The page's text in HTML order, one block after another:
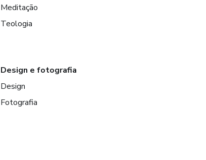
Meditação
Teologia
Design e fotografia
Design
Fotografia